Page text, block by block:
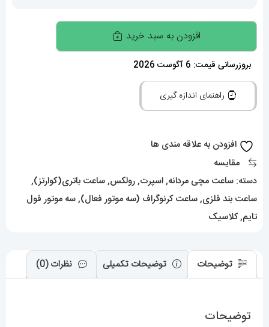
ساعت
رولکس
مدل
دیتونا
صفحه
ROLEX
DAYTONA
افزودن به سبد خرید
بروزرسانی قیمت: 6 آگوست 2026
راهنمای اندازه گیری
افزودن به علاقه مندی ها
مقایسه
دسته: ساعت مچی مردانه,اسپرت,رولکس,ساعت باتری(کوارتز),
ساعت بند فلزی,ساعت کرنوگراف (سه موتور فعال),سه موتور فول
تایم,کلاسیک
توضیحات توضیحات تکمیلی نظرات (0)
توضیحات